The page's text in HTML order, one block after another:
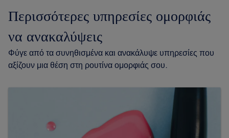
Περισσότερες υπηρεσίες ομορφιάς
να ανακαλύψεις
Φύγε από τα συνηθισμένα και ανακάλυψε υπηρεσίες που
αξίζουν μια θέση στη ρουτίνα ομορφιάς σου.